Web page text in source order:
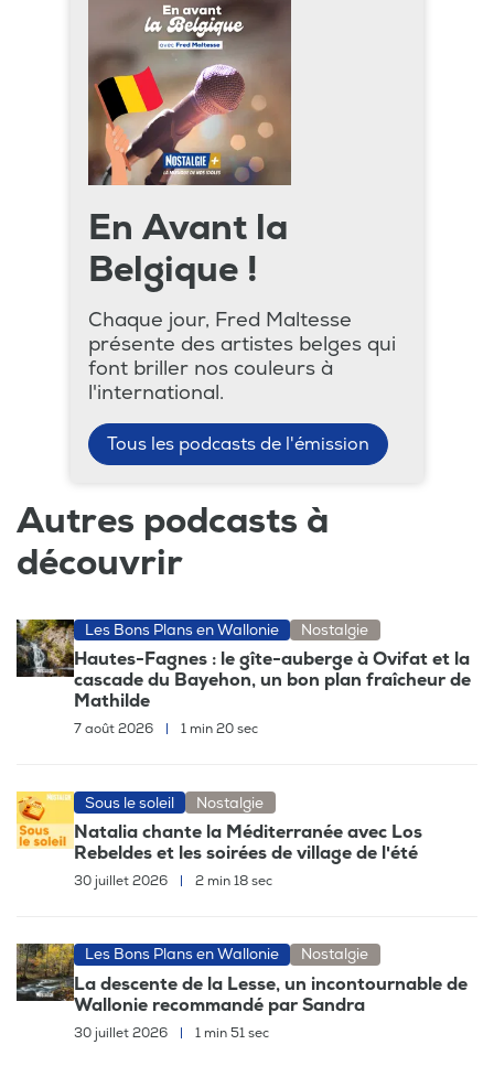
En Avant la
Belgique !
Chaque jour, Fred Maltesse
présente des artistes belges qui
font briller nos couleurs à
l'international.
Tous les podcasts de l'émission
Autres podcasts à
découvrir
Les Bons Plans en Wallonie Nostalgie
Hautes-Fagnes : le gîte-auberge à Ovifat et la
cascade du Bayehon, un bon plan fraîcheur de
Mathilde
7 août 2026 1 min 20 sec
Sous le soleil Nostalgie
Natalia chante la Méditerranée avec Los
Rebeldes et les soirées de village de l'été
30 juillet 2026 2 min 18 sec
Les Bons Plans en Wallonie Nostalgie
La descente de la Lesse, un incontournable de
Wallonie recommandé par Sandra
30 juillet 2026 1 min 51 sec